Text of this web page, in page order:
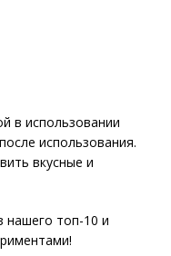
в использовании
использования.
вкусные и
нашего топ-10 и